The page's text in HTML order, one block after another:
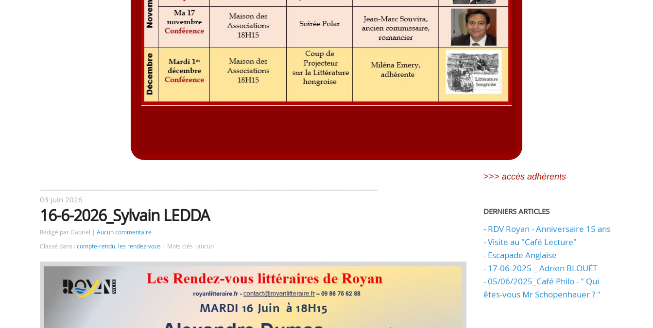
03 juin 2026
16-6-2026_Sylvain LEDDA
Rédigé par Gabriel
Aucun commentaire
Classé dans : compte-rendu les rendez-vous Mots clés : aucun
>>> accès adhérents
DERNIERS ARTICLES
- RDV Royan - Anniversaire 15 ans
-Visite au "Café Lecture"
- Escapade Anglaise
- 17-06-2025 _ Adrien BLOUËT
-05/06/2025_Café Philo - " Qui
êtes-vous Mr Schopenhauer ? "